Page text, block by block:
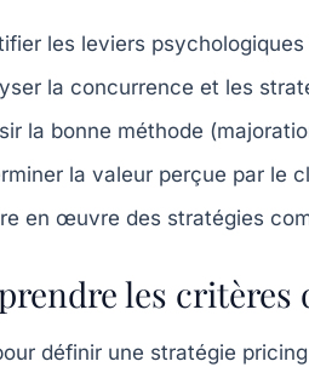
les leviers psychologiques
la concurrence et les
la bonne méthode
la valeur perçue par le
en œuvre des stratégies
les
définir une stratégie